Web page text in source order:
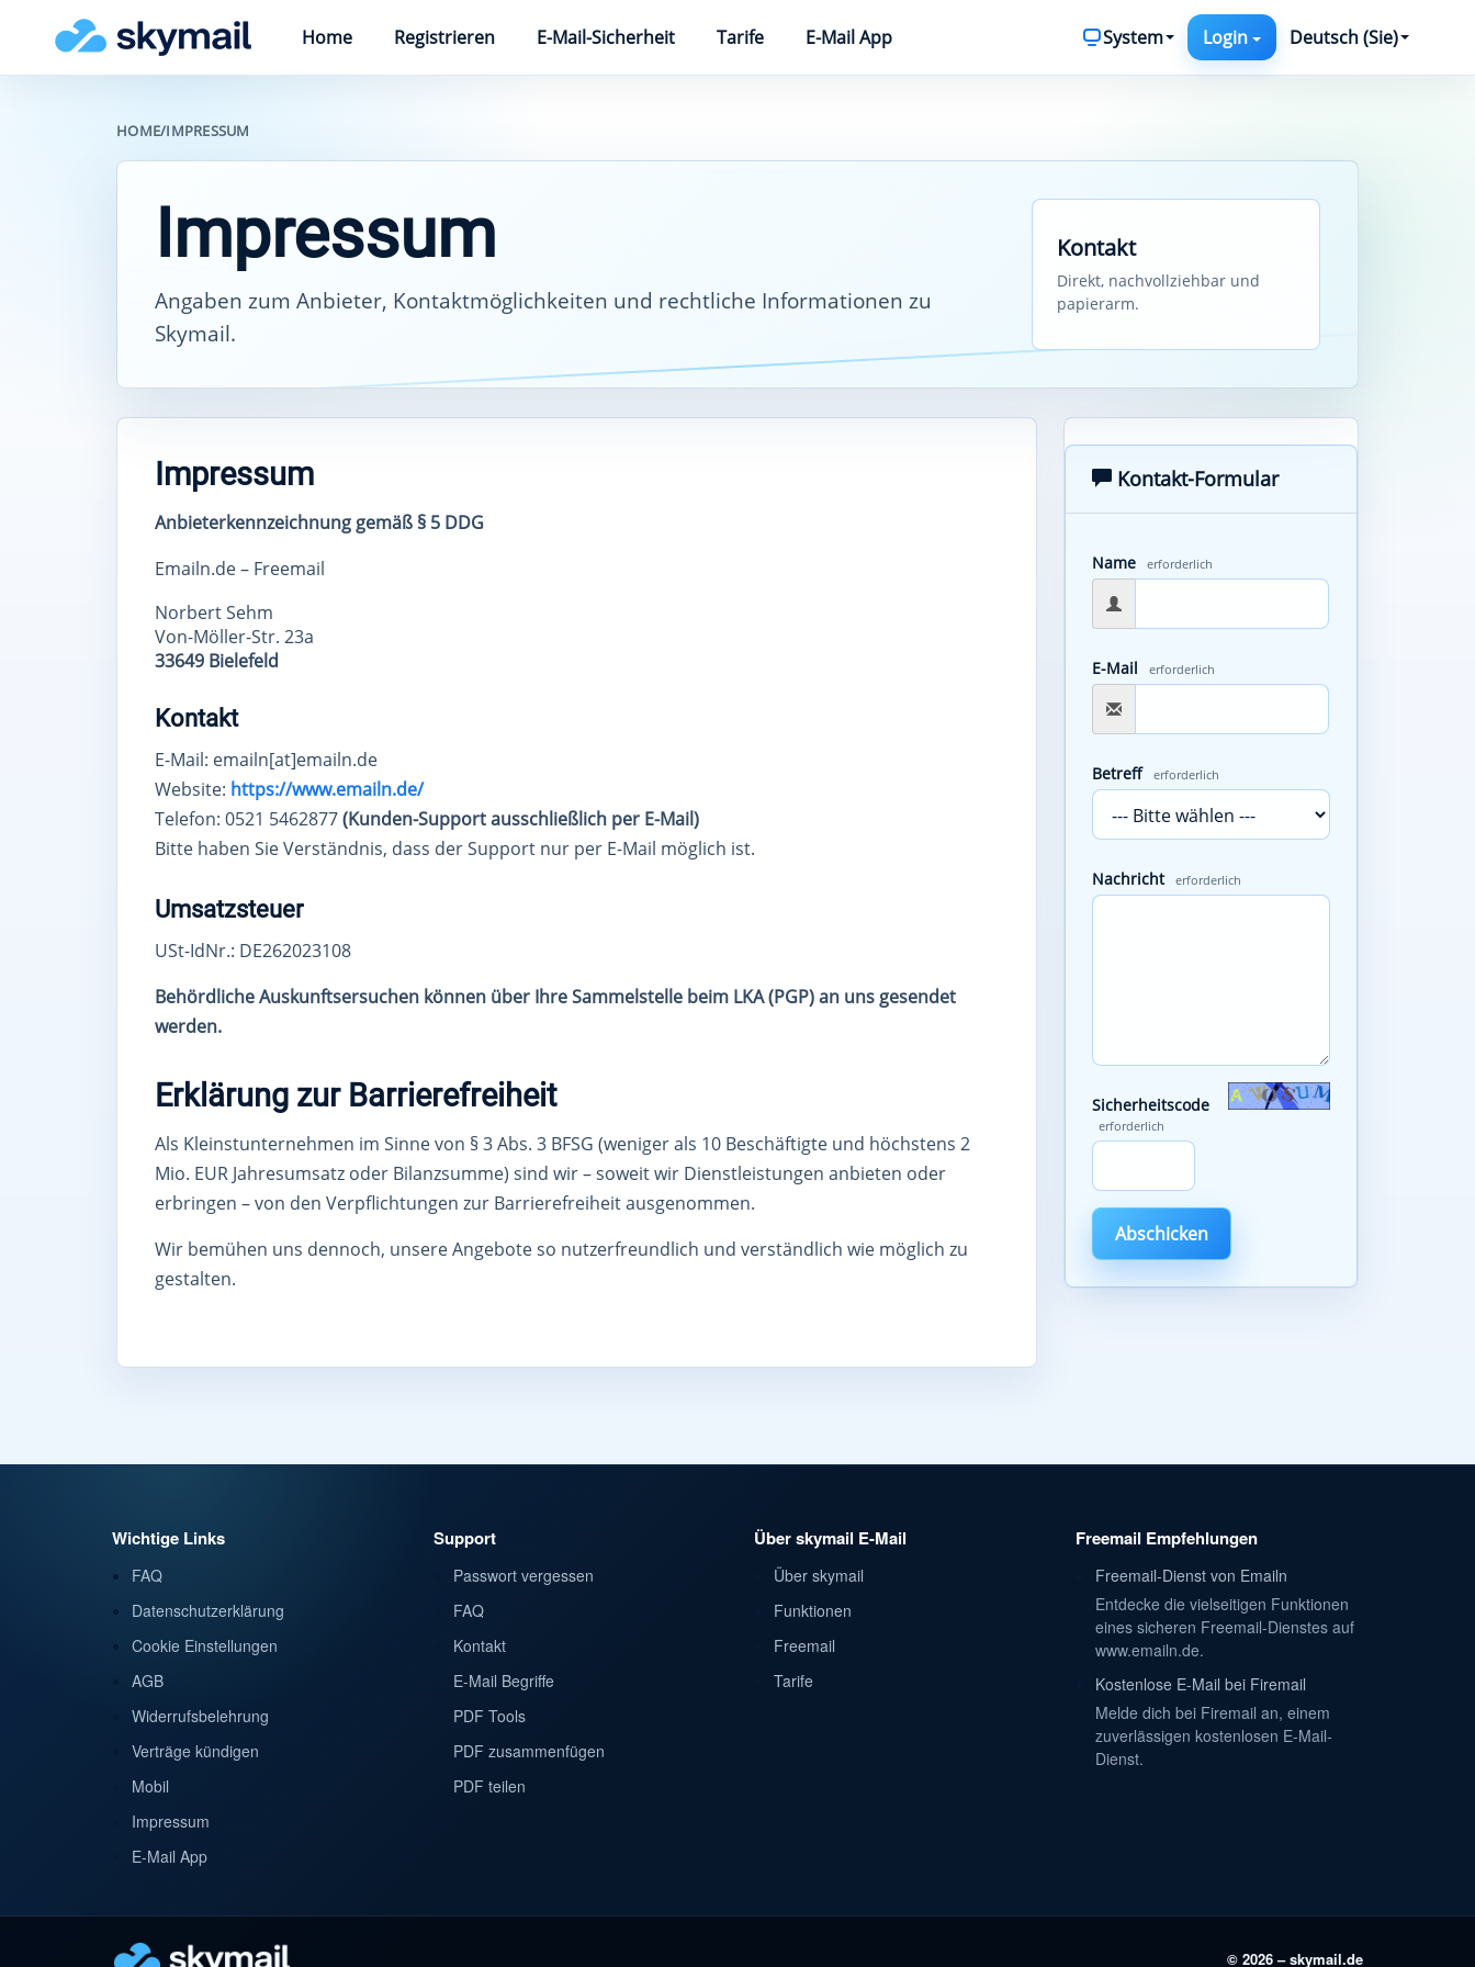
Home Registrieren E-Mail-Sicherheit Tarife E-Mail App System Login Deutsch (Sie)
HOME/IMPRESSUM
Impressum
Angaben zum Anbieter, Kontaktmöglichkeiten und rechtliche Informationen zu
Skymail.
Kontakt
Direkt, nachvollziehbar und
papierarm.
Impressum
Anbieterkennzeichnung gemäß § 5 DDG
Emailn.de – Freemail
Norbert Sehm
Von-Möller-Str. 23a
33649 Bielefeld
Kontakt
E-Mail: emailn[at]emailn.de
Website: https://www.emailn.de/
Telefon: 0521 5462877(Kunden-Support ausschließlich per E-Mail)
Bitte haben Sie Verständnis, dass der Support nur per E-Mail möglich ist.
Umsatzsteuer
USt-IdNr.: DE262023108
Behördliche Auskunftsersuchen können über Ihre Sammelstelle beim LKA (PGP) an uns gesendet
werden.
Erklärung zur Barrierefreiheit
Als Kleinstunternehmen im Sinne von § 3 Abs. 3 BFSG (weniger als 10 Beschäftigte und höchstens 2
Mio. EUR Jahresumsatz oder Bilanzsumme) sind wir – soweit wir Dienstleistungen anbieten oder
erbringen – von den Verpflichtungen zur Barrierefreiheit ausgenommen.
Wir bemühen uns dennoch, unsere Angebote so nutzerfreundlich und verständlich wie möglich zu
gestalten.
Kontakt-Formular
Name erforderlich
E-Mail erforderlich
Betreff erforderlich
Nachricht erforderlich
Sicherheitscode
erforderlich
Abschicken
Wichtige Links
FAQ
Datenschutzerklärung
Cookie Einstellungen
AGB
Widerrufsbelehrung
Verträge kündigen
Mobil
Impressum
E-Mail App
Support
Passwort vergessen
FAQ
Kontakt
E-Mail Begriffe
PDF Tools
PDF zusammenfügen
PDF teilen
Über skymail E-Mail
Über skymail
Funktionen
Freemail
Tarife
Freemail Empfehlungen
Freemail-Dienst von Emailn
Entdecke die vielseitigen Funktionen
eines sicheren Freemail-Dienstes auf
www.emailn.de.
Kostenlose E-Mail bei Firemail
Melde dich bei Firemail an, einem
zuverlässigen kostenlosen E-Mail-
Dienst.
© 2026 – skymail.de